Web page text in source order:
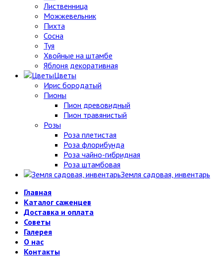
Лиственница
Можжевельник
Пихта
Сосна
Туя
Хвойные на штамбе
Яблоня декоративная
Цветы
Ирис бородатый
Пионы
Пион древовидный
Пион травянистый
Розы
Роза плетистая
Роза флорибунда
Роза чайно-гибридная
Роза штамбовая
Земля садовая, инвентарь
Главная
Каталог саженцев
Доставка и оплата
Советы
Галерея
О нас
Контакты